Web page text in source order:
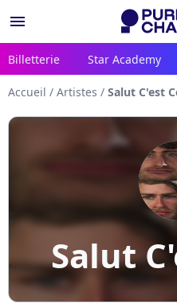
menu
Billetterie Star Academy
Accueil / Artistes / Salut C'est
Salut